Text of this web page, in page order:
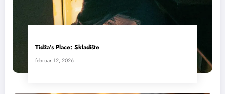
Tidža’s Place: Skladište
februar 12, 2026